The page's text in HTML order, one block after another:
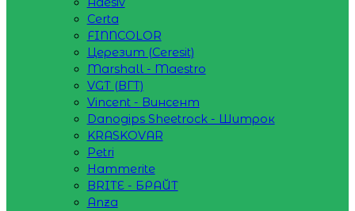
Certa
FINNCOLOR
Церезит (Ceresit)
Marshall - Maestro
VGT (ВГТ)
Vincent - Винсент
Danogips Sheetrock - Шитрок
KRASKOVAR
Petri
Hammerite
BRITE - БРАЙТ
Anza